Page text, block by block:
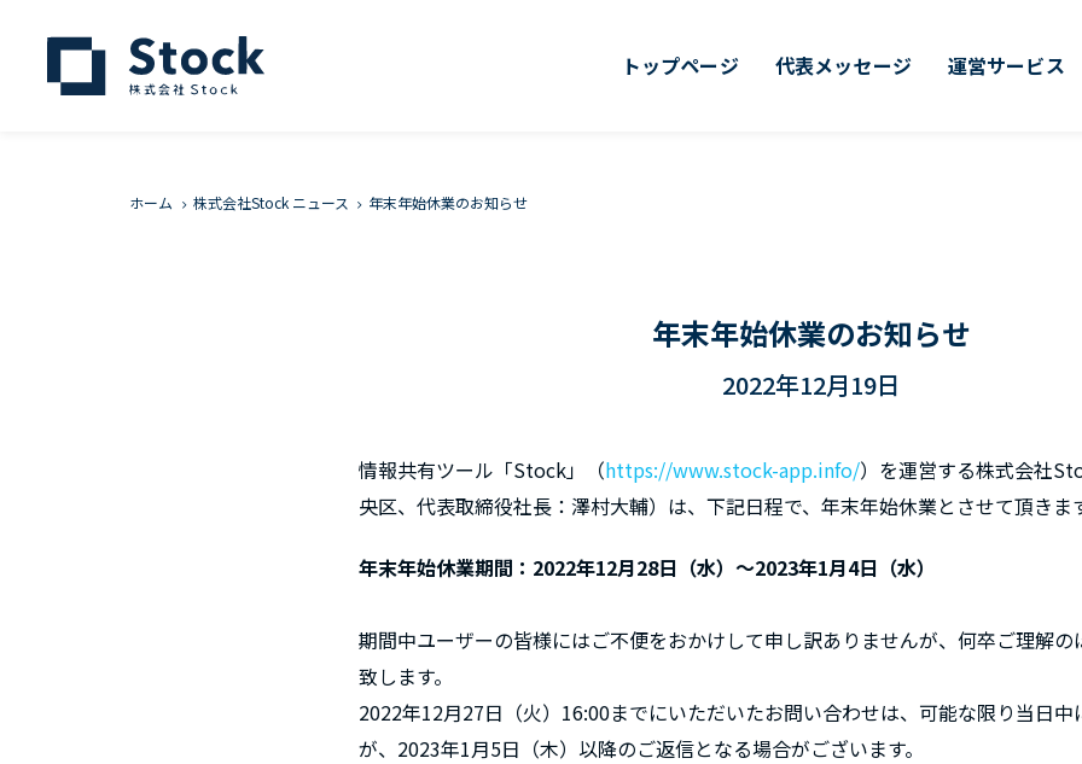
トップページ 代表メッセージ 運営サービス
ホーム 株式会社Stock ニュース 年末年始休業のお知らせ
年末年始休業のお知らせ
2022年12月19日
情報共有ツール「Stock」（https://www.stock-app.info/）を運営する株式会社
央区、代表取締役社長：澤村大輔）は、下記日程で、年末年始休業とさせて頂きま
年末年始休業期間：2022年12月28日（水）～2023年1月4日（水）
期間中ユーザーの皆様にはご不便をおかけして申し訳ありませんが、何卒ご理解
致します。
2022年12月27日（火）16:00までにいただいたお問い合わせは、可能な限り当日
が、2023年1月5日（木）以降のご返信となる場合がございます。